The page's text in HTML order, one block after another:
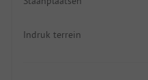
Indruk terrein